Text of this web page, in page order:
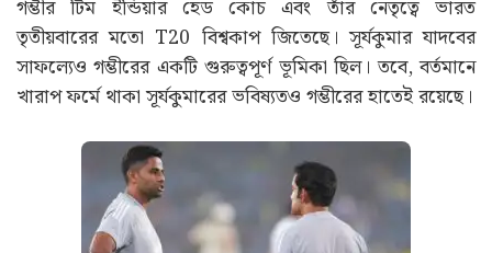
T20 দলের (India National Cricket Team)
গৌতম গম্ভীর কী সিদ্ধান্ত নেবেন:
জানিয়ে রাখি যে, গৌতম
গম্ভীর টিম ইন্ডিয়ার হেড কোচ এবং তাঁর নেতৃত্বে ভারত
তৃতীয়বারের মতো T20 বিশ্বকাপ জিতেছে। সূর্যকুমার যাদবের